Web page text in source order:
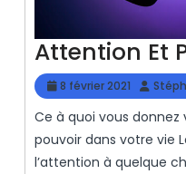
Attention Et
8 février 2021
8
février
2021
Ce à quoi vous donnez votre attention prend du
pouvoir dans votre vie
l’attention à quelque